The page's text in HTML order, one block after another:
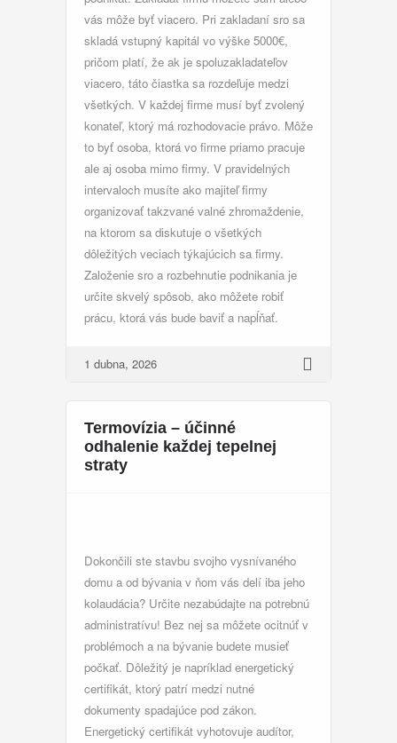
vás môže byť viacero. Pri zakladaní sro sa
skladá vstupný kapitál vo výške 5000€,
pričom platí, že ak je spoluzakladateľov
viacero, táto čiastka sa rozdeľuje medzi
všetkých. V každej firme musí byť zvolený
konateľ, ktorý má rozhodovacie právo. Môže
to byť osoba, ktorá vo firme priamo pracuje
ale aj osoba mimo firmy. V pravidelných
intervaloch musíte ako majiteľ firmy
organizovať takzvané valné zhromaždenie,
na ktorom sa diskutuje o všetkých
dôležitých veciach týkajúcich sa firmy.
Založenie sro a rozbehnutie podnikania je
určite skvelý spôsob, ako môžete robiť
prácu, ktorá vás bude baviť a napĺňať.
1 dubna, 2026
Termovízia – účinné
odhalenie každej tepelnej
straty
Dokončili ste stavbu svojho vysnívaného
domu a od bývania v ňom vás delí iba jeho
kolaudácia? Určite nezabúdajte na potrebnú
administratívu! Bez nej sa môžete ocitnúť v
problémoch a na bývanie budete musieť
počkať. Dôležitý je napríklad energetický
certifikát, ktorý patrí medzi nutné
dokumenty spadajúce pod zákon.
Energetický certifikát vyhotovuje audítor,